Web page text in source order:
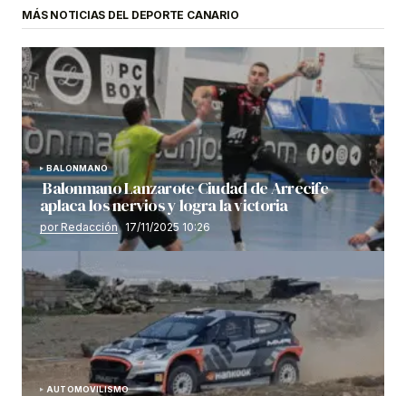
MÁS NOTICIAS DEL DEPORTE CANARIO
BALONMANO
Balonmano Lanzarote Ciudad de Arrecife
aplaca los nervios y logra la victoria
por Redacción 17/11/2025 10:26
AUTOMOVILISMO